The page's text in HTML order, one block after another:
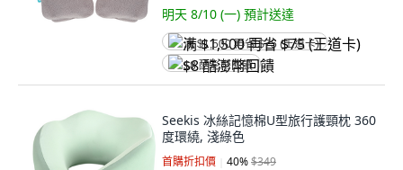
明天 8/10 (一) 預計送達
满 $1,500 再省 $75 (王道卡)
$8 酷澎幣回饋
Seekis 冰絲記憶棉U型旅行護頸枕 360
度環繞, 淺綠色
首購折扣價 40%$349